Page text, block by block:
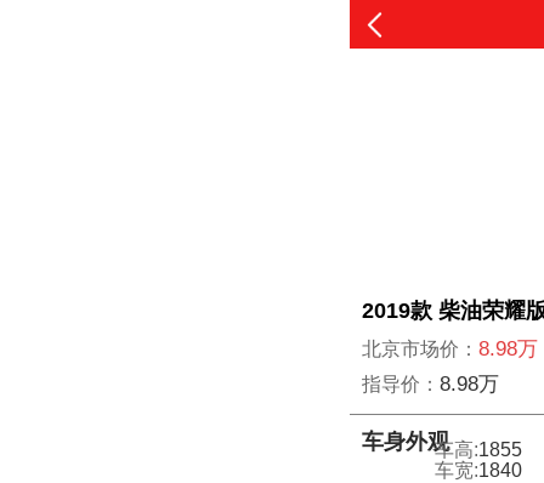
2019款 柴油荣耀
北京市场价： 8.98万
指导价： 8.98万
车身外观
车宽:1840
车高:1855